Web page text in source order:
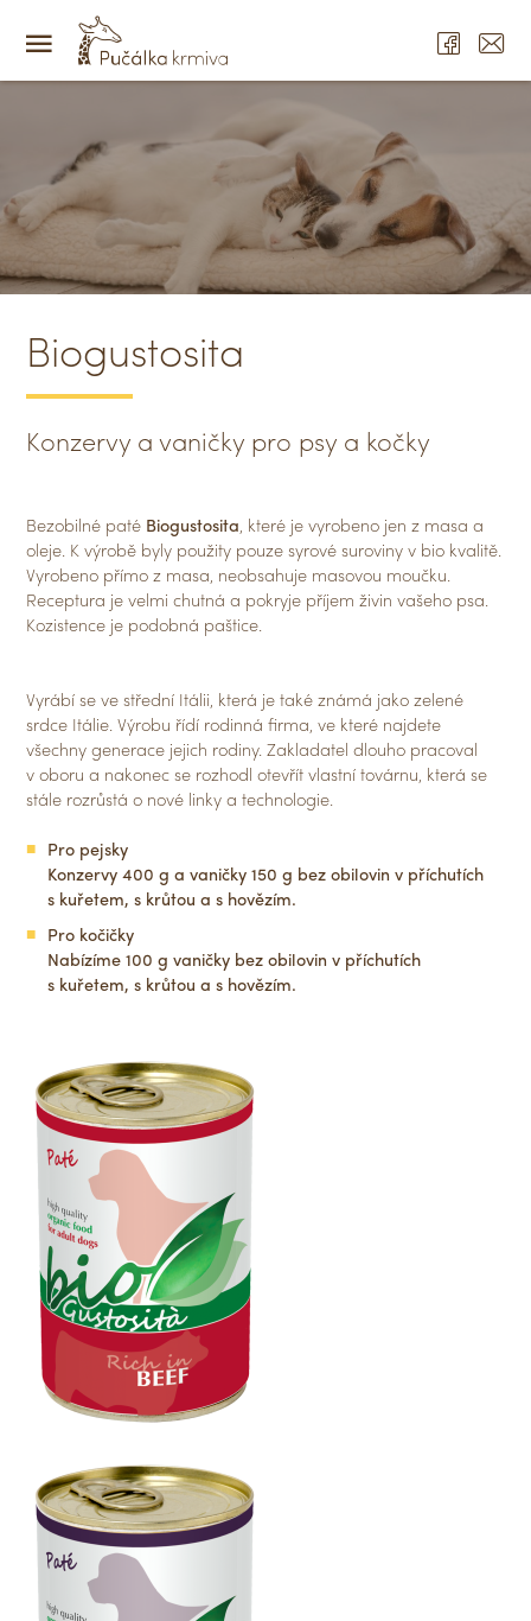
Biogustosita
Konzervy a vaničky pro psy a kočky
Bezobilné paté Biogustosita , které je vyrobeno jen z masa a
oleje. K výrobě byly použity pouze syrové suroviny v bio kvalitě.
Vyrobeno přímo z masa, neobsahuje masovou moučku.
Receptura je velmi chutná a pokryje příjem živin vašeho psa.
Kozistence je podobná paštice.
Vyrábí se ve střední Itálii, která je také známá jako zelené
srdce Itálie. Výrobu řídí rodinná firma, ve které najdete
všechny generace jejich rodiny. Zakladatel dlouho pracoval
v oboru a nakonec se rozhodl otevřít vlastní továrnu, která se
stále rozrůstá o nové linky a technologie.
Pro pejsky
Konzervy 400 g a vaničky 150 g bez obilovin v příchutích
s kuřetem, s krůtou a s hovězím.
Pro kočičky
Nabízíme 100 g vaničky bez obilovin v příchutích
s kuřetem, s krůtou a s hovězím.